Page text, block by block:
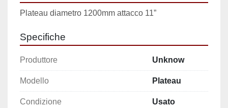
Plateau diametro 1200mm attacco 11”
Specifiche
Produttore Unknow
Modello Plateau
Condizione Usato